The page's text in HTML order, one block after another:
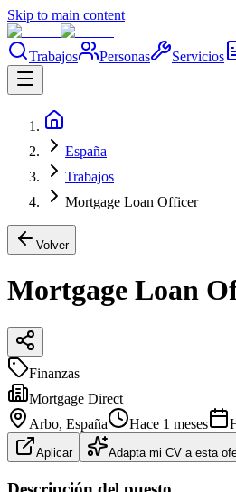
Skip to main content
Trabajos Personas Servicios
España
Trabajos
Mortgage Loan Officer
Volver
Mortgage Loan
Finanzas
Mortgage Direct
Arbo, España Hace 1 meses
Aplicar Adapta mi CV a esta